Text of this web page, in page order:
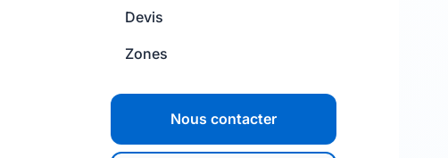
Devis
Zones
Nous contacter